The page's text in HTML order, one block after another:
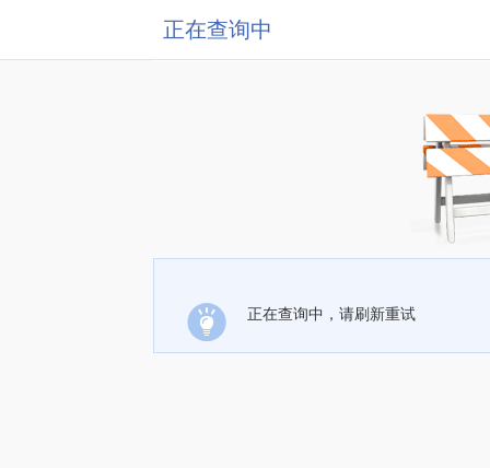
正在查询中
正在查询中，请刷新重试